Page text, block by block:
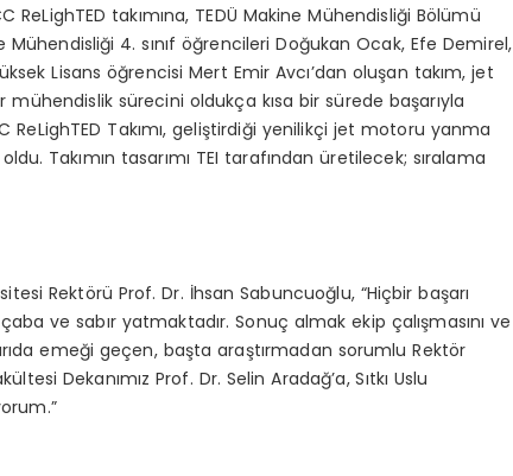
takımına, TEDÜ Makine Mühendisliği Bölümü
Mühendisliği 4. sınıf öğrencileri Doğukan Ocak, Efe Demirel,
Lisans öğrencisi Mert Emir Avcı’dan oluşan takım, jet
sürecini oldukça kısa bir sürede başarıyla
Takımı, geliştirdiği yenilikçi jet motoru yanma
Takımın tasarımı TEI tarafından üretilecek; sıralama
Rektörü Prof. Dr. İhsan Sabuncuoğlu, “Hiçbir başarı
ve sabır yatmaktadır. Sonuç almak ekip çalışmasını ve
emeği geçen, başta araştırmadan sorumlu Rektör
Dekanımız Prof. Dr. Selin Aradağ’a, Sıtkı Uslu